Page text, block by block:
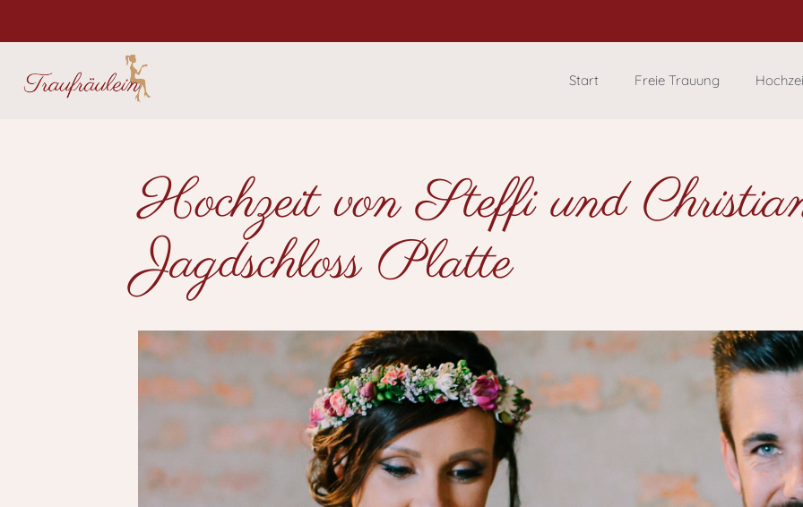
Start Freie Trauung
Hochzeit von Steffi und
Jagdschloss Platte